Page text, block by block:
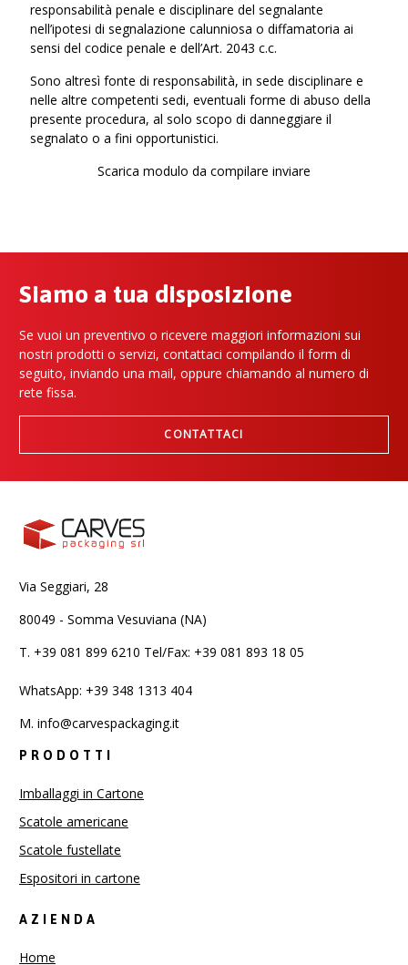
responsabilità penale e disciplinare del segnalante
nell’ipotesi di segnalazione calunniosa o diffamatoria ai
sensi del codice penale e dell’Art. 2043 c.c.
Sono altresì fonte di responsabilità, in sede disciplinare e
nelle altre competenti sedi, eventuali forme di abuso della
presente procedura, al solo scopo di danneggiare il
segnalato o a fini opportunistici.
Scarica modulo da compilare inviare
Siamo a tua disposizione
Se vuoi un preventivo o ricevere maggiori informazioni sui
nostri prodotti o servizi, contattaci compilando il form di
seguito, inviando una mail, oppure chiamando al numero di
rete fissa.
CONTATTACI
Via Seggiari, 28
80049 - Somma Vesuviana (NA)
T. +39 081 899 6210 Tel/Fax: +39 081 893 18 05
WhatsApp: +39 348 1313 404
M. info@carvespackaging.it
PRODOTTI
Imballaggi in Cartone
Scatole americane
Scatole fustellate
Espositori in cartone
AZIENDA
Home